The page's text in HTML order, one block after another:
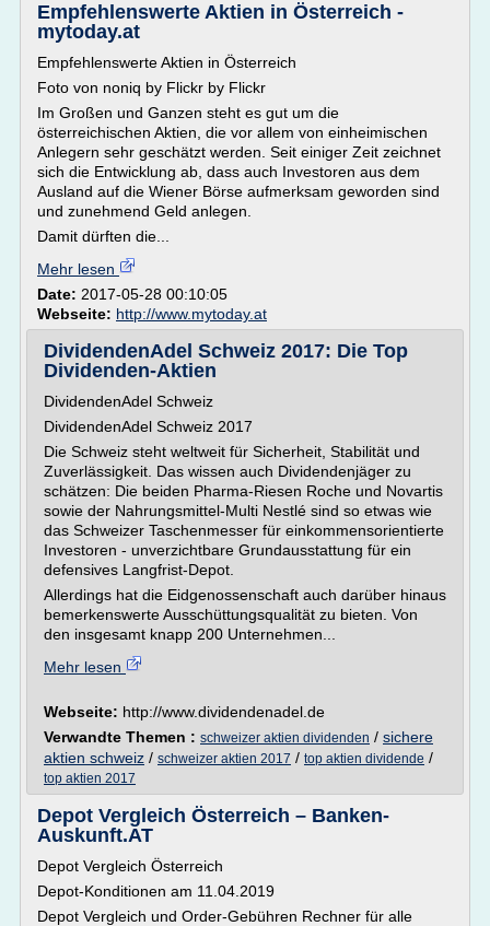
Empfehlenswerte Aktien in Österreich -
mytoday.at
Empfehlenswerte Aktien in Österreich
Foto von noniq by Flickr by Flickr
Im Großen und Ganzen steht es gut um die
österreichischen Aktien, die vor allem von einheimischen
Anlegern sehr geschätzt werden. Seit einiger Zeit zeichnet
sich die Entwicklung ab, dass auch Investoren aus dem
Ausland auf die Wiener Börse aufmerksam geworden sind
und zunehmend Geld anlegen.
Damit dürften die...
Mehr lesen
Date: 2017-05-28 00:10:05
Webseite: http://www.mytoday.at
DividendenAdel Schweiz 2017: Die Top
Dividenden-Aktien
DividendenAdel Schweiz
DividendenAdel Schweiz 2017
Die Schweiz steht weltweit für Sicherheit, Stabilität und
Zuverlässigkeit. Das wissen auch Dividendenjäger zu
schätzen: Die beiden Pharma-Riesen Roche und Novartis
sowie der Nahrungsmittel-Multi Nestlé sind so etwas wie
das Schweizer Taschenmesser für einkommensorientierte
Investoren - unverzichtbare Grundausstattung für ein
defensives Langfrist-Depot.
Allerdings hat die Eidgenossenschaft auch darüber hinaus
bemerkenswerte Ausschüttungsqualität zu bieten. Von
den insgesamt knapp 200 Unternehmen...
Mehr lesen
Webseite: http://www.dividendenadel.de
Verwandte Themen : schweizer aktien dividenden / sichere
aktien schweiz / schweizer aktien 2017 / top aktien dividende /
top aktien 2017
Depot Vergleich Österreich – Banken-
Auskunft.AT
Depot Vergleich Österreich
Depot-Konditionen am 11.04.2019
Depot Vergleich und Order-Gebühren Rechner für alle